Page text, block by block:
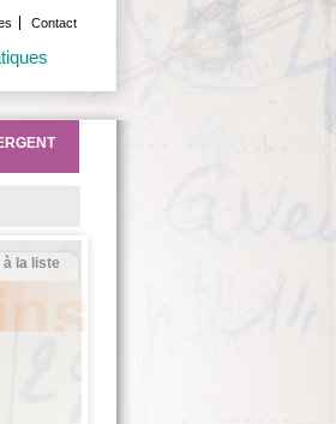
Contact
à la liste